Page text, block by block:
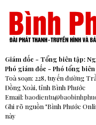
Giám đốc - Tổng biên tập:
Phó giám đốc - Phó tổng
Toà soạn: 228, tuyến đường
Đồng Xoài, tỉnh Bình Phước
Email:
Ghi rõ nguồn "Bình Phước
này